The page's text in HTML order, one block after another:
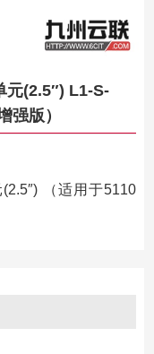
元(2.5″) L1-S-
强版）
（适用于5110